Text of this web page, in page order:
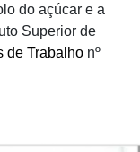
do açúcar e a
Superior de
de Trabalho nº